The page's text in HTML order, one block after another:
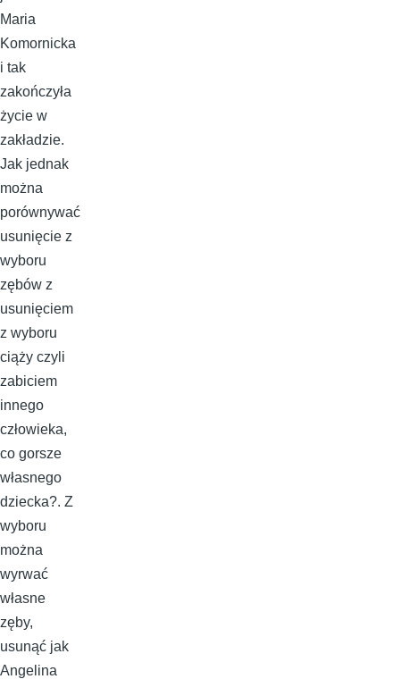
Maria
Komornicka
i tak
zakończyła
życie w
zakładzie.
Jak jednak
można
porównywać
usunięcie z
wyboru
zębów z
usunięciem
z wyboru
ciąży czyli
zabiciem
innego
człowieka,
co gorsze
własnego
dziecka?. Z
wyboru
można
wyrwać
własne
zęby,
usunąć jak
Angelina